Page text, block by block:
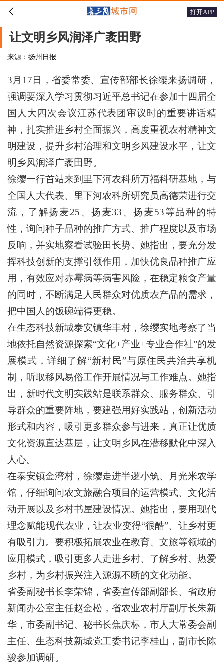
 打开APP
让文明乡风润泽广袤田野
来源：扬州日报
3月17日，省委常委、宣传部部长徐缨来扬调研，
强调要深入学习贯彻习近平总书记在参加十四届全
国人大四次会议江苏代表团审议时的重要讲话精
神，扎实推进乡村全面振兴，高度重视农村精神文
明建设，提升乡村治理和文明乡风建设水平，让文
明乡风润泽广袤田野。
徐缨一行首站来到里下河农科所万福科研基地，与
全国人大代表、里下河农科所研究员高德荣进行交
流，了解扬麦25、扬麦33、扬麦53等品种的特
性，询问种子品种的推广方式、推广程度以及市场
反响，并实地察看试验田长势。她指出，要充分发
挥科技创新的支撑引领作用，加快优良品种推广应
用，有效应对赤霉病等病害风险，在稳定粮食产量
的同时，不断满足人民群众对优质农产品的需求，
把中国人的饭碗端得更稳。
在生态科技新城泰安镇华丰村，徐缨实地考察了当
地依托自然资源探索“文化+产业+专业合作社”的发
展模式，详细了解“新村民”与原住民共治共享机
制，听取移风易俗工作开展情况与工作难点。她指
出，新时代文明实践站是联系群众、服务群众、引
导群众的重要阵地，要建强用好实践站，创新活动
形式和内容，吸引更多群众参与进来，真正让优质
文化资源直达基层，让文明乡风在潜移默化中深入
人心。
在泰安镇金湾村，徐缨走进半逻小筑、月光米农学
馆，仔细询问农文旅融合项目的运营模式、文化活
动开展以及乡村书屋建设情况。她指出，要用现代
理念赋能现代农业，让农业变得“很酷”、让乡村更
有吸引力。要积极拓展农业在教育、文旅等领域的
应用模式，吸引更多人走进乡村、了解乡村、热爱
乡村，为乡村振兴注入源源不断的文化动能。
省委副秘书长李荣锦，省委宣传部副部长、省政府
新闻办公室主任赵金松，省农业农村厅副厅长朱新
华，市委副书记、秘书长焦庆标，市人大常委会副
主任、生态科技新城党工委书记李桂山，副市长陈
骏参加调研。